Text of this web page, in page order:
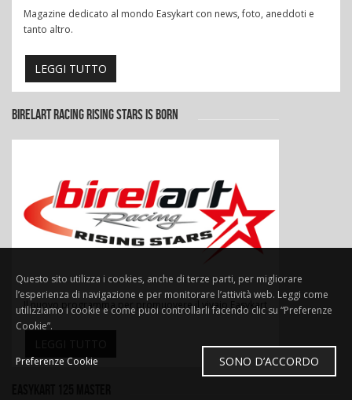
Magazine dedicato al mondo Easykart con news, foto, aneddoti e
tanto altro.
LEGGI TUTTO
BIRELART RACING RISING STARS IS BORN
Il nuovo programma per promuovere il vivaio Easykart
Questo sito utilizza i cookies, anche di terze parti, per migliorare
l’esperienza di navigazione e per monitorare l’attività web. Leggi come
utilizziamo i cookie e come puoi controllarli facendo clic su “Preferenze
Cookie”.
Preferenze Cookie SONO D’ACCORDO